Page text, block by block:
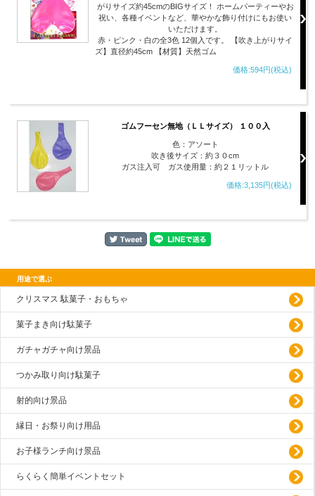
がりサイズ約45cmのBIGサイズ！ ホームパーティーやお
祝い、各種イベントなど、華やかな飾り付けにもお使い
いただけます。
赤・ピンク・白の全3色 12個入です。 【吹き上がりサイ
ズ】直径約45cm 【材質】天然ゴム
価格:594円(税込)
ゴムフーセン無地（ＬＬサイズ） １００入
色：アソート
吹き後サイズ：約３０cm
ガス注入可 ガス使用量：約２１リットル
価格:3,135円(税込)
用途で選ぶ
クリスマス 駄菓子・おもちゃ
菓子まき向け駄菓子
ガチャガチャ向け景品
つかみ取り向け駄菓子
射的向け景品
縁日・お祭り向け用品
お子様ランチ向け景品
らくらく簡単イベントセット